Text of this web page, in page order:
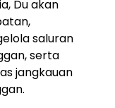
Du akan
saluran
serta
jangkauan